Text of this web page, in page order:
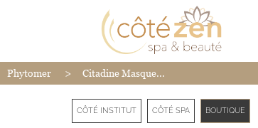
Phytomer > Citadine Masque...
CÔTÉ INSTITUT CÔTÉ SPA BOUTIQUE